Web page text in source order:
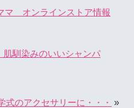
マ オンラインストア情報
馴染みのいいシャンパ
式のアクセサリーに・・・ »